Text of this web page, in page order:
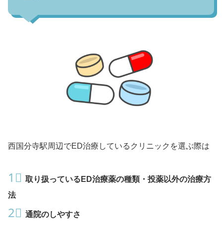
西国分寺駅周辺でED治療しているクリニックを選ぶ際は
1⃣ 取り扱っているED治療薬の種類・投薬以外の治療方
法
2⃣ 通院のしやすさ